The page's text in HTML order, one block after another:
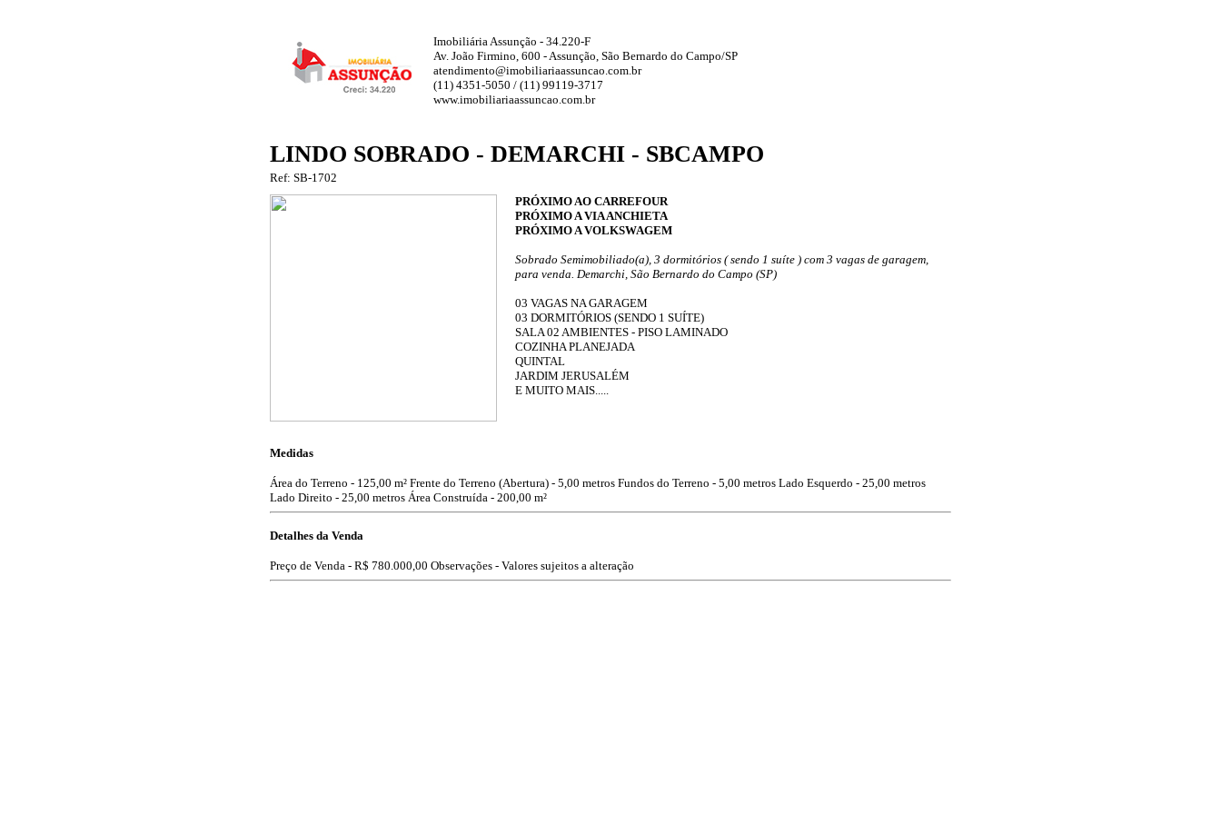
Imobiliária Assunção - 34.220-F
Av. João Firmino, 600 - Assunção, São Bernardo do Campo/SP
atendimento@imobiliariaassuncao.com.br
(11) 4351-5050 / (11) 99119-3717
www.imobiliariaassuncao.com.br
LINDO SOBRADO - DEMARCHI - SBCAMPO
Ref: SB-1702
PRÓXIMO AO CARREFOUR
PRÓXIMO A VIA ANCHIETA
PRÓXIMO A VOLKSWAGEM
Sobrado Semimobiliado(a), 3 dormitórios ( sendo 1 suíte ) com 3 vagas de garagem,
para venda. Demarchi, São Bernardo do Campo (SP)
03 VAGAS NA GARAGEM
03 DORMITÓRIOS (SENDO 1 SUÍTE)
SALA 02 AMBIENTES - PISO LAMINADO
COZINHA PLANEJADA
QUINTAL
JARDIM JERUSALÉM
E MUITO MAIS.....
Medidas
Área do Terreno - 125,00 m² Frente do Terreno (Abertura) - 5,00 metros Fundos do Terreno - 5,00 metros Lado Esquerdo - 25,00 metros
Lado Direito - 25,00 metros Área Construída - 200,00 m²
Detalhes da Venda
Preço de Venda - R$ 780.000,00 Observações - Valores sujeitos a alteração